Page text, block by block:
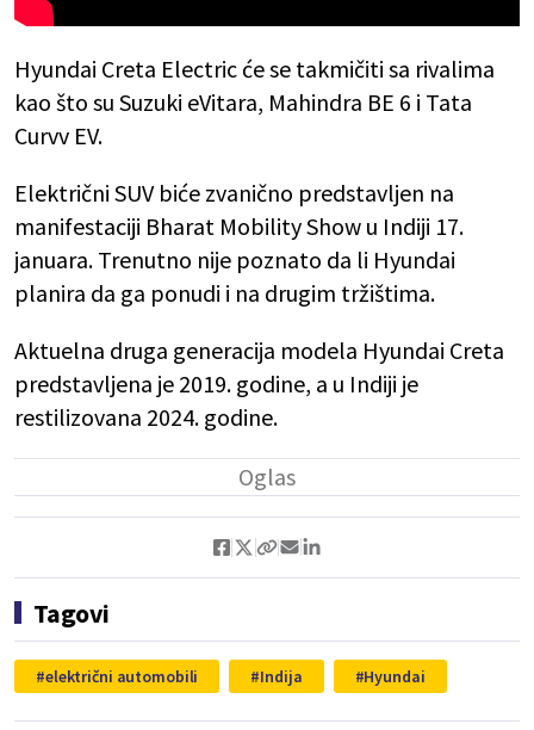
Hyundai Creta Electric će se takmičiti sa rivalima
kao što su Suzuki eVitara, Mahindra BE 6 i Tata
Curvv EV.
Električni SUV biće zvanično predstavljen na
manifestaciji Bharat Mobility Show u Indiji 17.
januara. Trenutno nije poznato da li Hyundai
planira da ga ponudi i na drugim tržištima.
Aktuelna druga generacija modela Hyundai Creta
predstavljena je 2019. godine, a u Indiji je
restilizovana 2024. godine.
Tagovi
električni automobili Indija Hyundai